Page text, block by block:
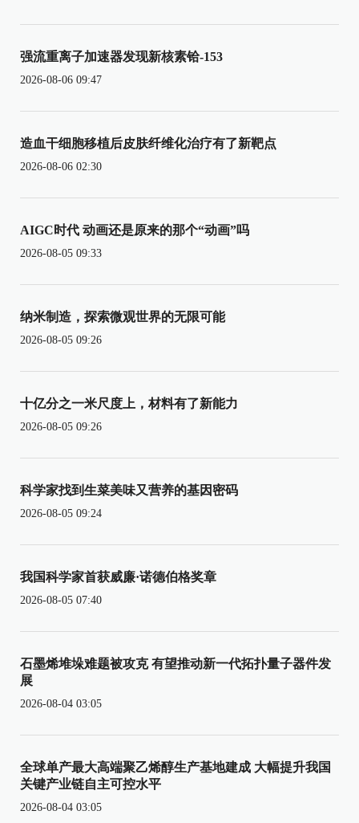
强流重离子加速器发现新核素铪-153
2026-08-06 09:47
造血干细胞移植后皮肤纤维化治疗有了新靶点
2026-08-06 02:30
AIGC时代 动画还是原来的那个“动画”吗
2026-08-05 09:33
纳米制造，探索微观世界的无限可能
2026-08-05 09:26
十亿分之一米尺度上，材料有了新能力
2026-08-05 09:26
科学家找到生菜美味又营养的基因密码
2026-08-05 09:24
我国科学家首获威廉·诺德伯格奖章
2026-08-05 07:40
石墨烯堆垛难题被攻克 有望推动新一代拓扑量子器件发
展
2026-08-04 03:05
全球单产最大高端聚乙烯醇生产基地建成 大幅提升我国
关键产业链自主可控水平
2026-08-04 03:05